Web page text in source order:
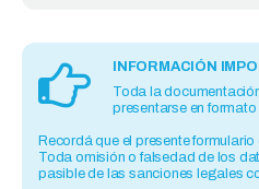
INFORMACIÓN
Toda la
presentarse en
Recordá que el presente
Toda omisión o falsedad de los
pasible de las sanciones legales